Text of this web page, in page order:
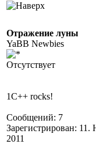
Отражение луны
YaBB Newbies
Отсутствует
1C++ rocks!
Сообщений: 7
Зарегистрирован: 11.
2011